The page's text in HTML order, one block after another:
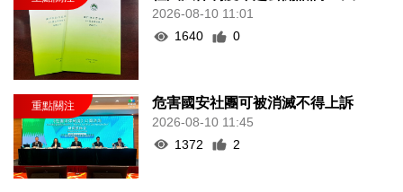
2026-08-10 11:01
1640
0
危害國安社團可被消滅不得上訴
2026-08-10 11:45
1372
2